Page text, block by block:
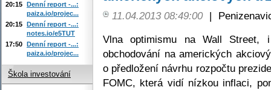
11.04.2013 08:49:00 |
Vlna optimismu na Wall
obchodování na amerických
o předložení návrhu rozpočtu
FOMC, která vidí nízkou inflaci,
20:15 Denní report -...:
paiza.io/projec...
20:15 Denní report -...:
notes.io/e5TUT
17:50 Denní report -...:
paiza.io/projec...
Škola investování